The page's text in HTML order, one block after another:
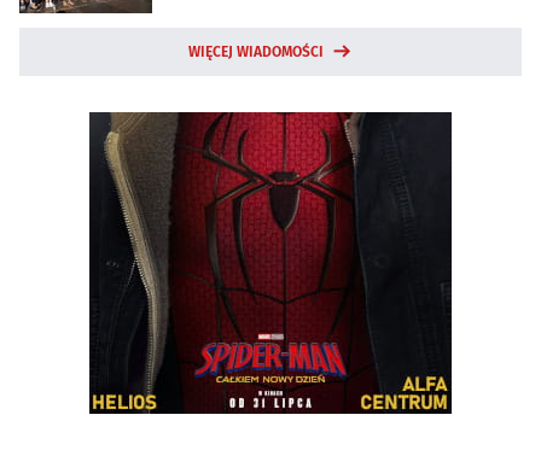
WIĘCEJ WIADOMOŚCI